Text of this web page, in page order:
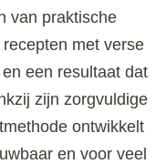
van praktische
met verse
een resultaat dat
zijn zorgvuldige
ontwikkelt
en voor veel